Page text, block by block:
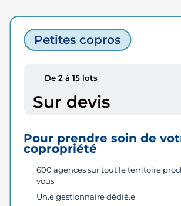
Petites copros
De 2 à 15 lots
Sur devis
Pour prendre soin de
copropriété
600 agences sur tout le territoire
vous
Un.e gestionnaire dédié.e